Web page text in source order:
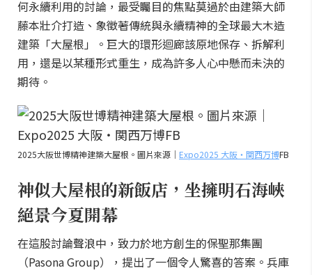
何永續利用的討論，最受矚目的焦點莫過於由建築大師
藤本壯介打造、象徵著傳統與永續精神的全球最大木造
建築「大屋根」。巨大的環形迴廊該原地保存、拆解利
用，還是以某種形式重生，成為許多人心中懸而未決的
期待。
2025大阪世博精神建築大屋根。圖片來源｜ Expo2025 大阪・関西万博FB
神似大屋根的新飯店，坐擁明石海峽
絕景今夏開幕
在這股討論聲浪中，致力於地方創生的保聖那集團
（Pasona Group），提出了一個令人驚喜的答案。兵庫